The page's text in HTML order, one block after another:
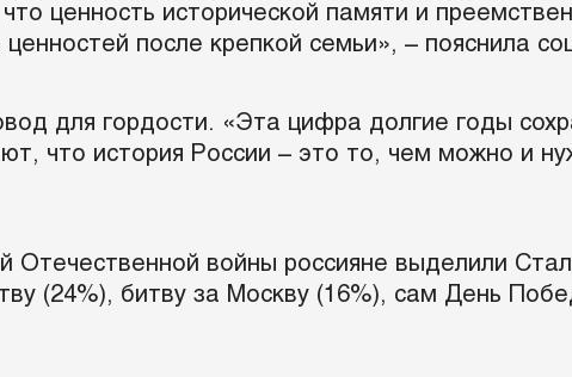
ценность исторической памяти и
после крепкой семьи», – пояснила
для гордости. «Эта цифра долгие годы
что история России – это то, чем можно и
Отечественной войны россияне выделили
(24%), битву за Москву (16%), сам День